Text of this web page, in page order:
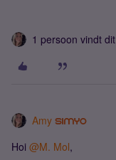
1 persoon vindt
Amy
Hoi ​ @M. Mol,